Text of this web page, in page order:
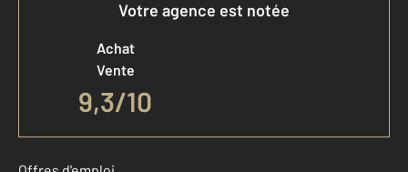
Votre agence est notée
Achat
Vente
9,3/10